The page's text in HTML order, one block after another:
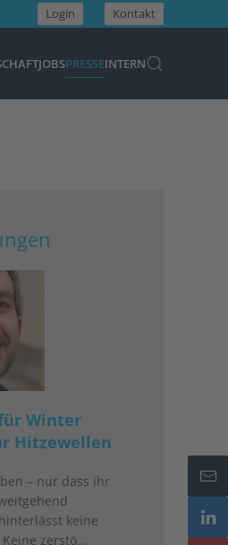
Login Kontakt
JOBSPRESSEINTERN
Winter
Hitzewellen
– nur dass ihr
keine
zerstö…